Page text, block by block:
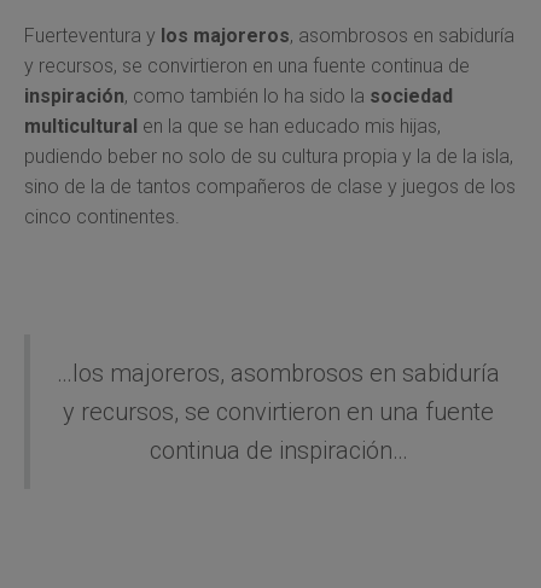
Fuerteventura y los majoreros, asombrosos en sabiduría
y recursos, se convirtieron en una fuente continua de
inspiración, como también lo ha sido la sociedad
multicultural en la que se han educado mis hijas,
pudiendo beber no solo de su cultura propia y la de la isla,
sino de la de tantos compañeros de clase y juegos de los
cinco continentes.
…los majoreros, asombrosos en sabiduría
y recursos, se convirtieron en una fuente
continua de inspiración…